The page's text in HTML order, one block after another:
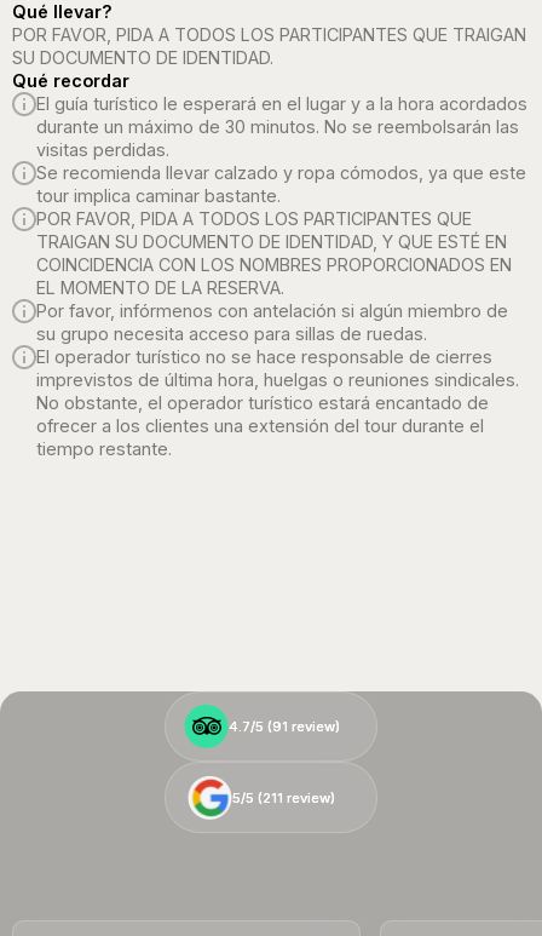
Qué llevar?
POR FAVOR, PIDA A TODOS LOS PARTICIPANTES QUE TRAIGAN
SU DOCUMENTO DE IDENTIDAD.
Qué recordar
El guía turístico le esperará en el lugar y a la hora acordados
durante un máximo de 30 minutos. No se reembolsarán las
visitas perdidas.
Se recomienda llevar calzado y ropa cómodos, ya que este
tour implica caminar bastante.
POR FAVOR, PIDA A TODOS LOS PARTICIPANTES QUE
TRAIGAN SU DOCUMENTO DE IDENTIDAD, Y QUE ESTÉ EN
COINCIDENCIA CON LOS NOMBRES PROPORCIONADOS EN
EL MOMENTO DE LA RESERVA.
Por favor, infórmenos con antelación si algún miembro de
su grupo necesita acceso para sillas de ruedas.
El operador turístico no se hace responsable de cierres
imprevistos de última hora, huelgas o reuniones sindicales.
No obstante, el operador turístico estará encantado de
ofrecer a los clientes una extensión del tour durante el
tiempo restante.
4.7/5 (91 review)
4.7/5 (91 review)
5/5 (211 review)
5/5 (211 review)